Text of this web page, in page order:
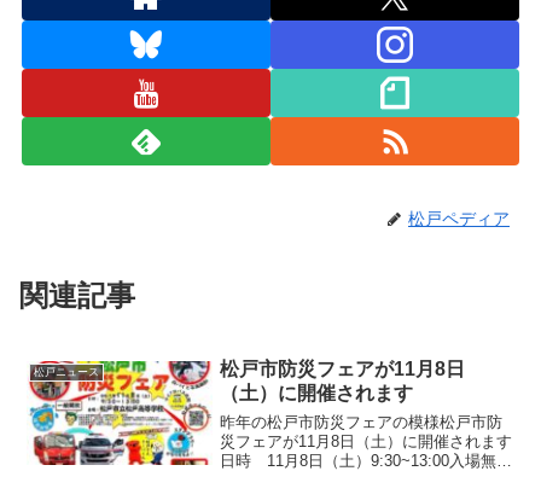
松戸ペディア
関連記事
松戸ニュース
松戸市防災フェアが11月8日
（土）に開催されます
昨年の松戸市防災フェアの模様松戸市防
災フェアが11月8日（土）に開催されます
日時 11月8日（土）9:30~13:00入場無料